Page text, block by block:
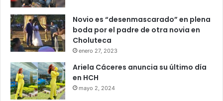
Novio es “desenmascarado” en plena
boda por el padre de otra novia en
Choluteca
enero 27, 2023
Ariela Cáceres anuncia su último día
en HCH
mayo 2, 2024